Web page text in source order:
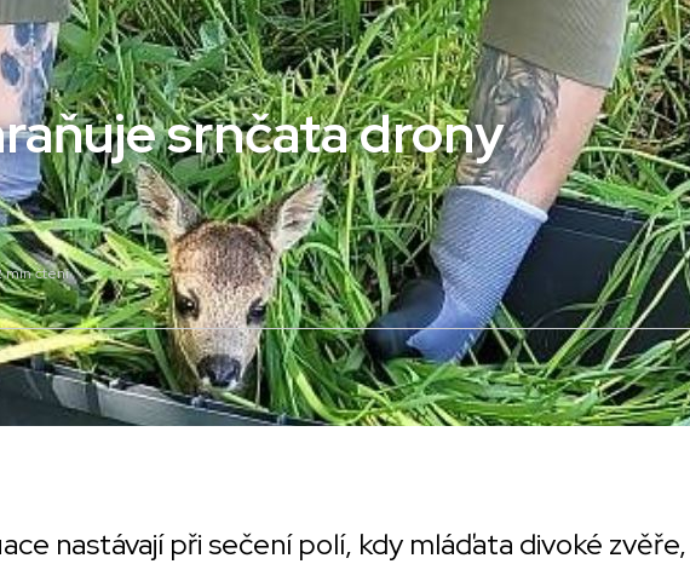
srnčata drony
min čtení
nastávají při sečení polí, kdy mláďata divoké zvěře,